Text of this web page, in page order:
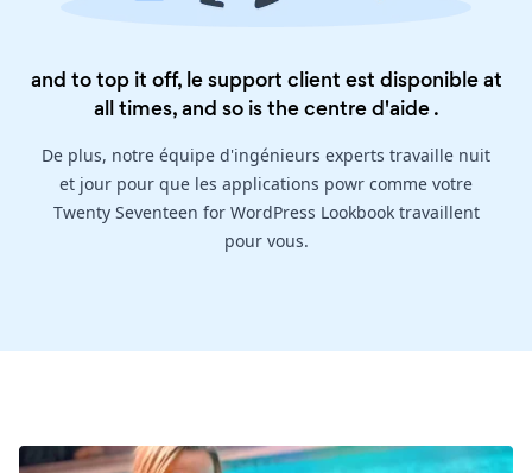
and to top it off, le support client est disponible at
all times, and so is thecentre d'aide.
De plus, notre équipe d'ingénieurs experts travaille nuit
et jour pour que les applications powr comme votre
Twenty Seventeen for WordPress Lookbook travaillent
pour vous.